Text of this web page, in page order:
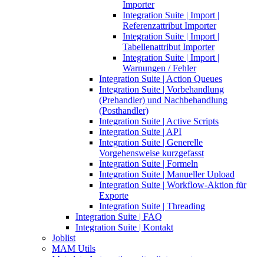
Importer
Integration Suite | Import |
Referenzattribut Importer
Integration Suite | Import |
Tabellenattribut Importer
Integration Suite | Import |
Warnungen / Fehler
Integration Suite | Action Queues
Integration Suite | Vorbehandlung
(Prehandler) und Nachbehandlung
(Posthandler)
Integration Suite | Active Scripts
Integration Suite | API
Integration Suite | Generelle
Vorgehensweise kurzgefasst
Integration Suite | Formeln
Integration Suite | Manueller Upload
Integration Suite | Workflow-Aktion für
Exporte
Integration Suite | Threading
Integration Suite | FAQ
Integration Suite | Kontakt
Joblist
MAM Utils